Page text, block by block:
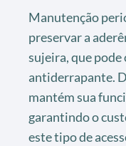
Manutenção
preservar a
sujeira, que
antiderrapante.
mantém sua
garantindo o
este tipo de